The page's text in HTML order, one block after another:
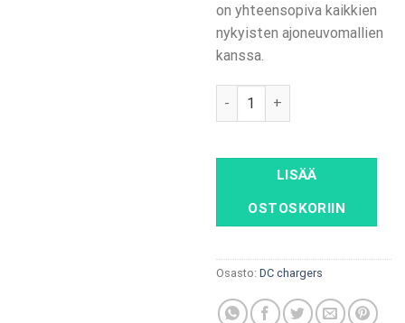
on yhteensopiva kaikkien
nykyisten ajoneuvomallien
kanssa.
Sungrow IDC 180E kW 120/
LISÄÄ
OSTOSKORIIN
Osasto: DC chargers